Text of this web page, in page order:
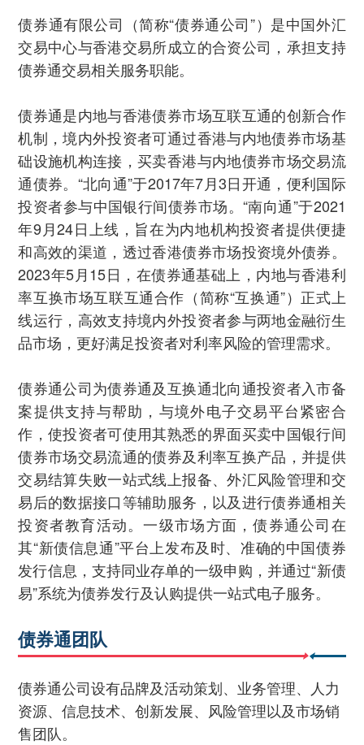
债券通有限公司（简称“债券通公司”）是中国外汇
交易中心与香港交易所成立的合资公司，承担支持
债券通交易相关服务职能。
债券通是内地与香港债券市场互联互通的创新合作
机制，境内外投资者可通过香港与内地债券市场基
础设施机构连接，买卖香港与内地债券市场交易流
通债券。“北向通”于2017年7月3日开通，便利国际
投资者参与中国银行间债券市场。“南向通”于2021
年9月24日上线，旨在为内地机构投资者提供便捷
和高效的渠道，透过香港债券市场投资境外债券。
2023年5月15日，在债券通基础上，内地与香港利
率互换市场互联互通合作（简称“互换通”）正式上
线运行，高效支持境内外投资者参与两地金融衍生
品市场，更好满足投资者对利率风险的管理需求。
债券通公司为债券通及互换通北向通投资者入市备
案提供支持与帮助，与境外电子交易平台紧密合
作，使投资者可使用其熟悉的界面买卖中国银行间
债券市场交易流通的债券及利率互换产品，并提供
交易结算失败一站式线上报备、外汇风险管理和交
易后的数据接口等辅助服务，以及进行债券通相关
投资者教育活动。一级市场方面，债券通公司在
其“新债信息通”平台上发布及时、准确的中国债券
发行信息，支持同业存单的一级申购，并通过“新债
易”系统为债券发行及认购提供一站式电子服务。
债券通团队
债券通公司设有品牌及活动策划、业务管理、人力
资源、信息技术、创新发展、风险管理以及市场销
售团队。